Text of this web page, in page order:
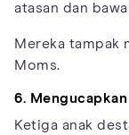
atasan dan
Mereka tampak
Moms.
6.
Ketiga anak